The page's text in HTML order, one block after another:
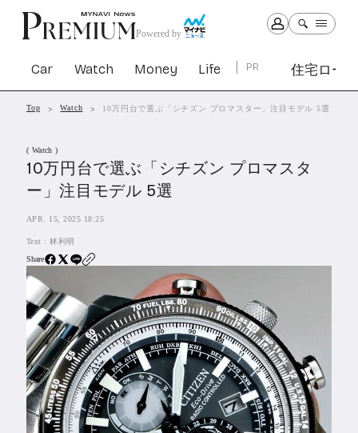
Powered by
Car Watch Money Life PR 住宅ロー
Car Watch Money Life
住宅ローン
SBIネオトレード証券
All Articles
特集&連載記事
Feature
Series
Top Watch 10万円台で選ぶ「シチズン プロマスター」注目モデル 5選
( Watch )
10万円台で選ぶ「シチズン プロマスタ
ー」注目モデル 5選
APR. 15, 2025 18:25
Text :林利明
Share